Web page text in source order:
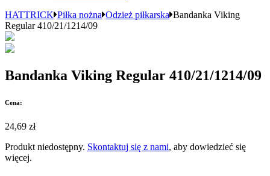
HATTRICK Piłka nożna Odzież piłkarska Bandanka Viking
Regular 410/21/1214/09
Bandanka Viking Regular 410/21/1214/09
Cena:
24,69 zł
Produkt niedostępny. Skontaktuj się z nami, aby dowiedzieć się
więcej.